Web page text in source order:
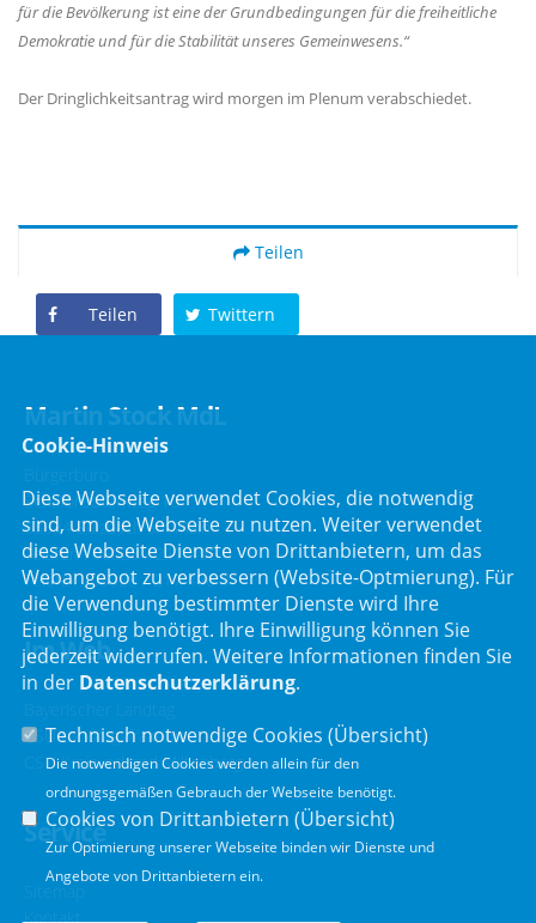
für die Bevölkerung ist eine der Grundbedingungen für die freiheitliche
Demokratie und für die Stabilität unseres Gemeinwesens.“
Der Dringlichkeitsantrag wird morgen im Plenum verabschiedet.
Teilen
Teilen Twittern
Martin Stock MdL
Bürgerbüro
Schafbrückenweg 10
63834 Sulzbach am Main
Telefon :06028 / 217 496 0
Telefax : 06028 / 217 496 9
Im Web
CSU Landtagsfraktion
CSU Kreisverband Miltenberg
Service
Sitemap
Kontakt
Cookie-Hinweis
Diese Webseite verwendet Cookies, die notwendig
sind, um die Webseite zu nutzen. Weiter verwendet
diese Webseite Dienste von Drittanbietern, um das
Webangebot zu verbessern (Website-Optmierung). Für
die Verwendung bestimmter Dienste wird Ihre
Einwilligung benötigt. Ihre Einwilligung können Sie
jederzeit widerrufen. Weitere Informationen finden Sie
in der Datenschutzerklärung.
Technisch notwendige Cookies (Übersicht)
Die notwendigen Cookies werden allein für den
ordnungsgemäßen Gebrauch der Webseite benötigt.
Cookies von Drittanbietern (Übersicht)
Zur Optimierung unserer Webseite binden wir Dienste und
Angebote von Drittanbietern ein.